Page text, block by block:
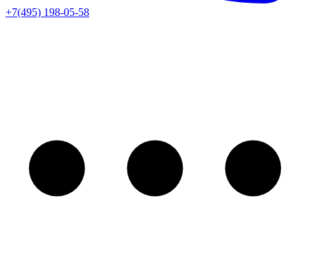
+7(495) 198-05-58